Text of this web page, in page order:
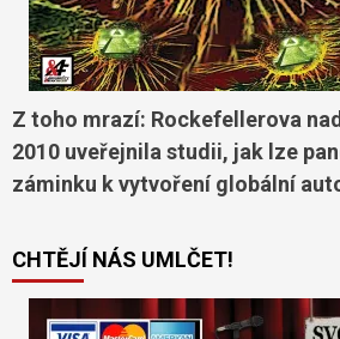
Z toho mrazí: Rockefellerova
2010 uveřejnila studii, jak lze
záminku k vytvoření globální
CHTĚJÍ NÁS UMLČET!